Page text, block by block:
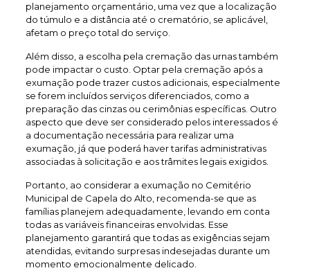
planejamento orçamentário, uma vez que a localização
do túmulo e a distância até o crematório, se aplicável,
afetam o preço total do serviço.
Além disso, a escolha pela cremação das urnas também
pode impactar o custo. Optar pela cremação após a
exumação pode trazer custos adicionais, especialmente
se forem incluídos serviços diferenciados, como a
preparação das cinzas ou cerimônias específicas. Outro
aspecto que deve ser considerado pelos interessados é
a documentação necessária para realizar uma
exumação, já que poderá haver tarifas administrativas
associadas à solicitação e aos trâmites legais exigidos.
Portanto, ao considerar a exumação no Cemitério
Municipal de Capela do Alto, recomenda-se que as
famílias planejem adequadamente, levando em conta
todas as variáveis financeiras envolvidas. Esse
planejamento garantirá que todas as exigências sejam
atendidas, evitando surpresas indesejadas durante um
momento emocionalmente delicado.